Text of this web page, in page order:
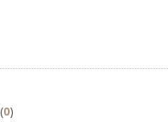
(0)